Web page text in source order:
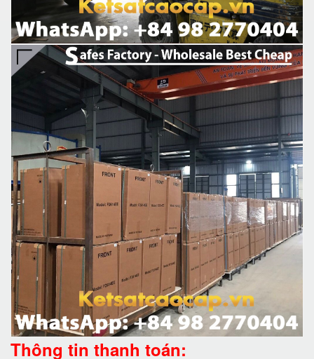
Thông tin thanh toán: